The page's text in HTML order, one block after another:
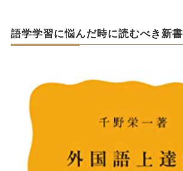
語学学習に悩んだ時に読むべき新書